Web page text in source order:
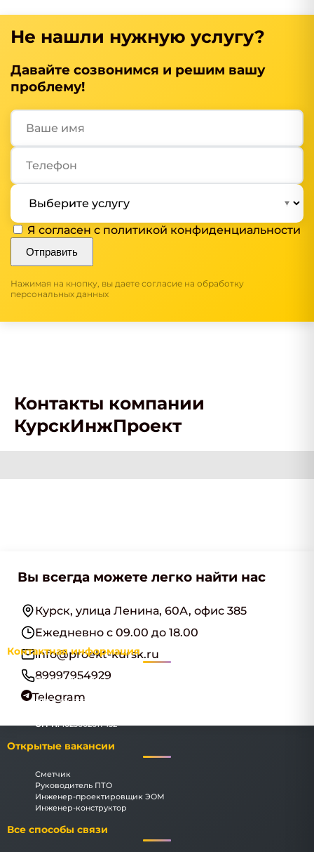
Не нашли нужную услугу?
Давайте созвонимся и решим вашу
проблему!
Я согласен с политикой конфиденциальности
Отправить
Нажимая на кнопку, вы даете согласие на обработку
персональных данных
Контакты компании
КурскИнжПроект
Вы всегда можете легко найти нас
Курск, улица Ленина, 60А, офис 385
Ежедневно с 09.00 до 18.00
info@proekt-kursk.ru
89997954929
Telegram
Контактная информация
Наименование:ООО "КурскИнжПроект"
Адрес:
ИНН:3666069183
ОГРН:1023602617432
Открытые вакансии
Сметчик
Руководитель ПТО
Инженер-проектировщик ЭОМ
Инженер-конструктор
Все способы связи